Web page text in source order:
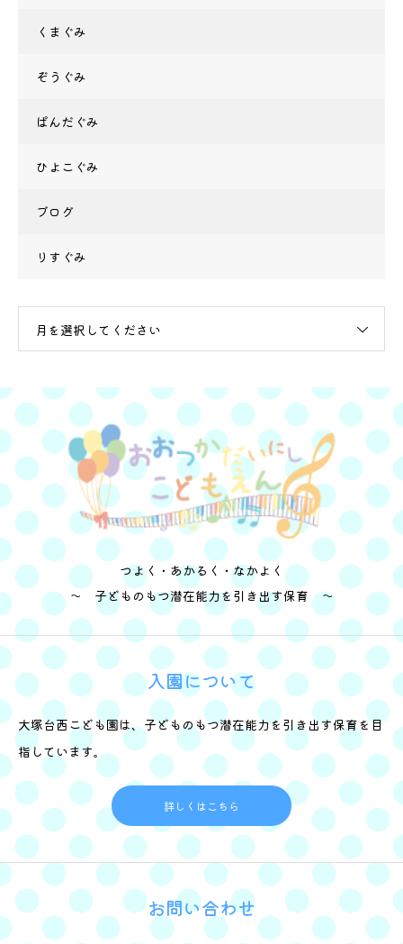
くまぐみ
ぞうぐみ
ぱんだぐみ
ひよこぐみ
ブログ
りすぐみ
月を選択してください
つよく・あかるく・なかよく
～ 子どものもつ潜在能力を引き出す保育 ～
入園について
大塚台西こども園は、子どものもつ潜在能力を引き出す保育を目
指しています。
詳しくはこちら
お問い合わせ